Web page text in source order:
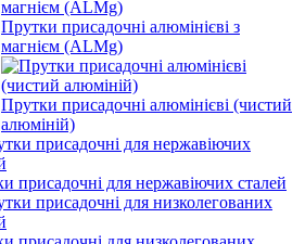
Прутки присадочні алюмінієві з
магнієм (ALMg)
Прутки присадочні алюмінієві (чистий
алюміній)
присадочні для нержавіючих сталей